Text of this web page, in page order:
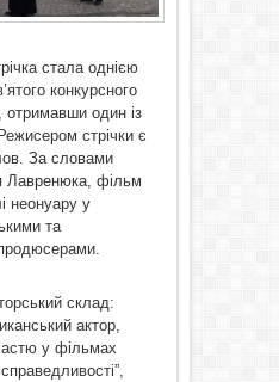
стала однією
конкурсного
отримавши один із
стрічки є
За словами
Лавренюка, фільм
неонуару у
та
склад:
актор,
у фільмах